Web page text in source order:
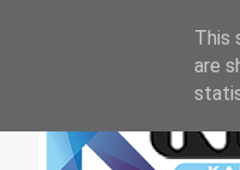
This
are